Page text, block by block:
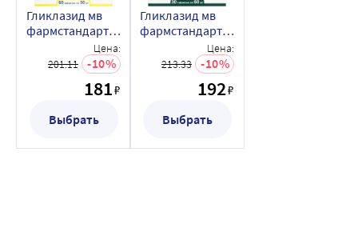
Гликлазид мв
фармстандарт
таблетки с
пролонгированным
высвобождением
Цена:
201.11
10
181₽
Выбрать
Гликлазид мв
фармстандарт
таблетки с
пролонгированным
высвобождением
Цена:
213.33
10
192₽
Выбрать